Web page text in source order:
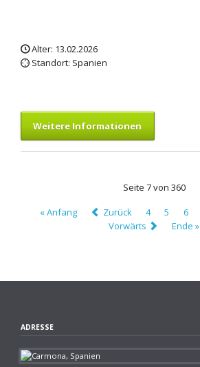
Alter: 13.02.2026
Standort: Spanien
Weitere Informationen
Seite 7 von 360
« Anfang
Zurück 4 5 6
Vorwärts
Ende »
ADRESSE